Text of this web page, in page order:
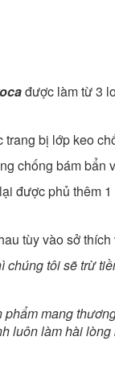
được làm từ 3
bị lớp keo
chống bám bẩn
được phủ thêm
tùy vào sở
tôi sẽ trừ
mang
luôn làm hài